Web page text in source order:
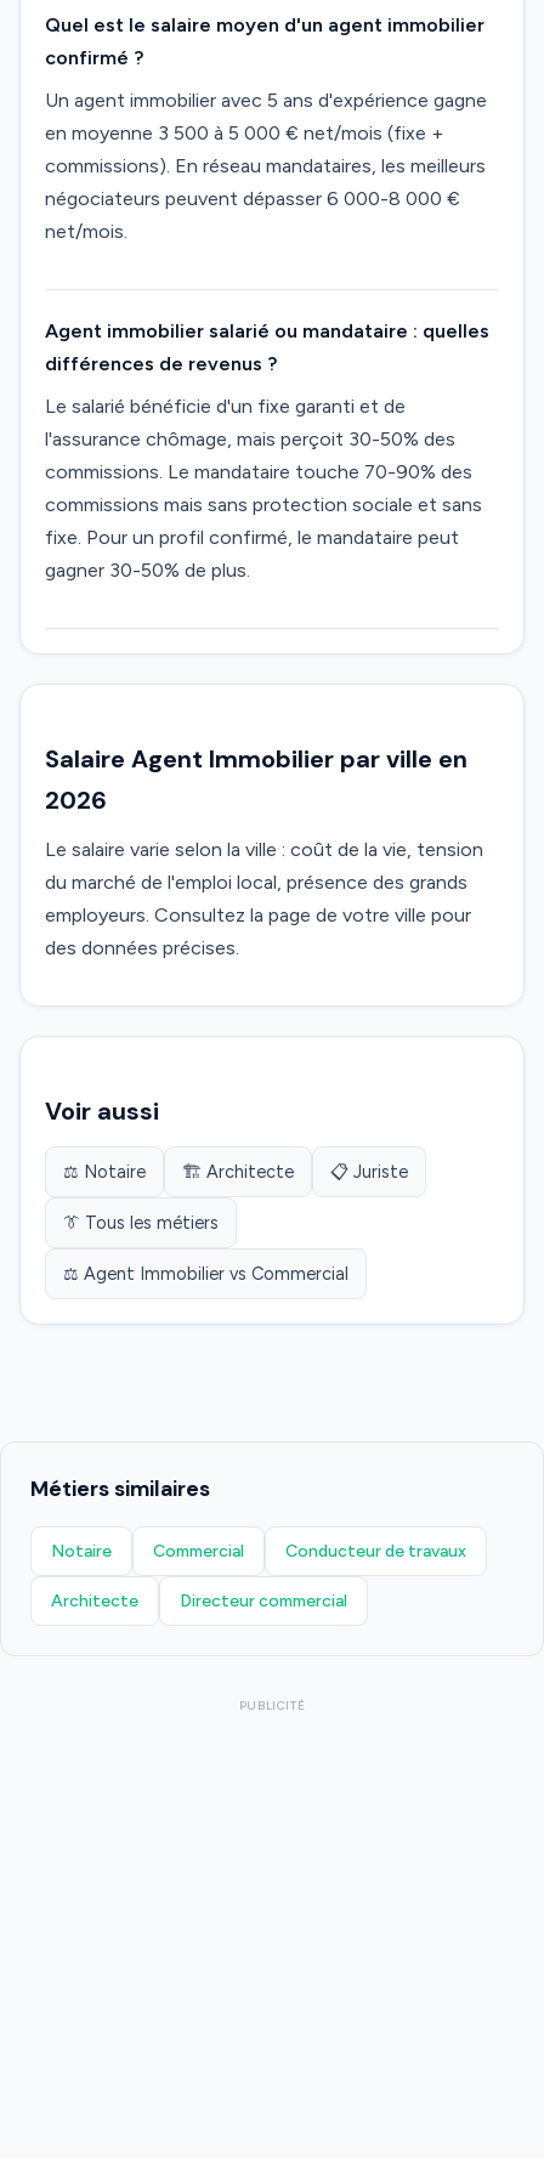
Quel est le salaire moyen d'un agent immobilier
confirmé ?
Un agent immobilier avec 5 ans d'expérience gagne
en moyenne 3 500 à 5 000 € net/mois (fixe +
commissions). En réseau mandataires, les meilleurs
négociateurs peuvent dépasser 6 000-8 000 €
net/mois.
Agent immobilier salarié ou mandataire : quelles
différences de revenus ?
Le salarié bénéficie d'un fixe garanti et de
l'assurance chômage, mais perçoit 30-50% des
commissions. Le mandataire touche 70-90% des
commissions mais sans protection sociale et sans
fixe. Pour un profil confirmé, le mandataire peut
gagner 30-50% de plus.
Salaire Agent Immobilier par ville en
2026
Le salaire varie selon la ville : coût de la vie, tension
du marché de l'emploi local, présence des grands
employeurs. Consultez la page de votre ville pour
des données précises.
Voir aussi
⚖️ Notaire 🏗️ Architecte 📋 Juriste
👔 Tous les métiers
⚖️ Agent Immobilier vs Commercial
Métiers similaires
Notaire Commercial Conducteur de travaux
Architecte Directeur commercial
PUBLICITÉ